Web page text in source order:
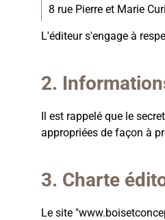
8 rue Pierre et Marie
L'éditeur s'engage à
Il est rappelé que le
appropriées de façon à
Charte
Le site